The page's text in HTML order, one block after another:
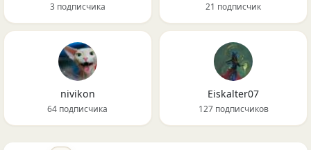
3 подписчика 21 подписчик
nivikon
64 подписчика
Eiskalter07
127 подписчиков